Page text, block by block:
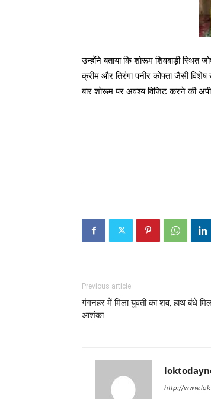
उन्होंने बताया कि शोरूम शिवबाड़ी
क्रीम और तिरंगा पनीर कोफ्ता जैसी
बार शोरूम पर अवश्य विजिट करने की
Previous article
गंगनहर में मिला युवती का शव, हाथ बंधे
आशंका
http://